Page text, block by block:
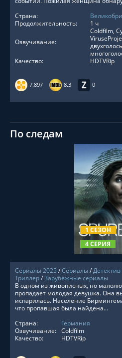
7.897 8.3 0
Страна:
Продолжительность:
1 ч
Озвучивание:
Coldfilm,
Качество:
HDTVRip
По следам
1 СЕЗОН
4 СЕРИЯ
СМОТРЕТЬ
Сериалы 2025 /Сериалы/Детектив
Триллер/Зарубежные сериалы
В одном из живописных, но
пропадает молодая девушка. Она
испарилась. Население
что пропавшая была найдена...
Страна:
Германия
Озвучивание: Coldfilm
Качество:
HDTVRip